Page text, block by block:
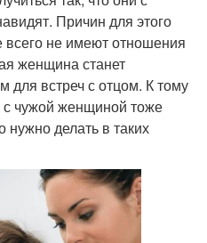
Причин для этого
всего не имеют отношения
женщина станет
для встреч с отцом. К тому
с чужой женщиной тоже
нужно делать в таких